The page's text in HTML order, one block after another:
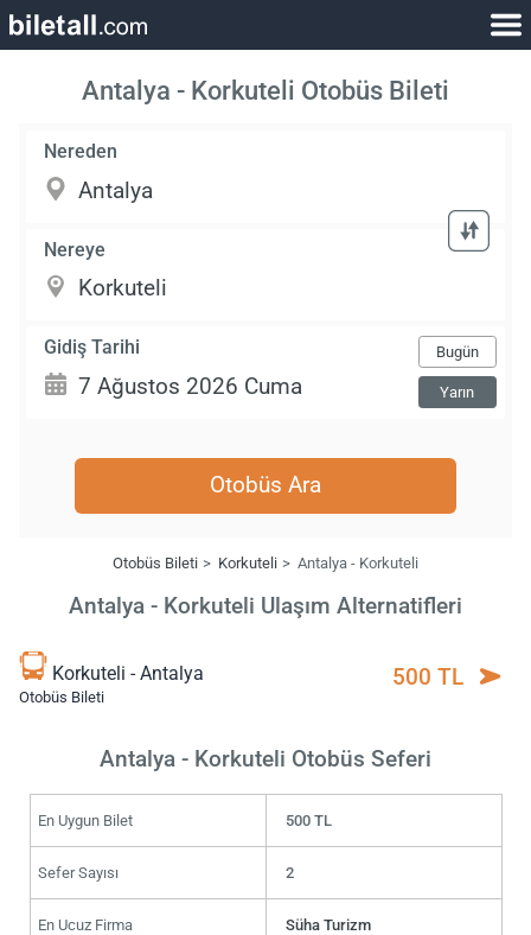
Antalya - Korkuteli Otobüs Bileti
Nereden
Nereye
Gidiş Tarihi Bugün
Yarın
Otobüs Ara
Otobüs Bileti Korkuteli Antalya - Korkuteli
Antalya - Korkuteli Ulaşım Alternatifleri
Korkuteli - Antalya
Otobüs Bileti
500 TL
Antalya - Korkuteli Otobüs Seferi
En Uygun Bilet 500 TL
Sefer Sayısı 2
En Ucuz Firma Süha Turizm